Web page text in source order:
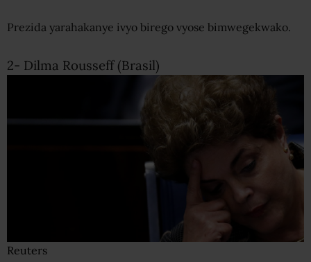
Prezida yarahakanye ivyo birego vyose bimwegekwako.
2- Dilma Rousseff (Brasil)
Reuters